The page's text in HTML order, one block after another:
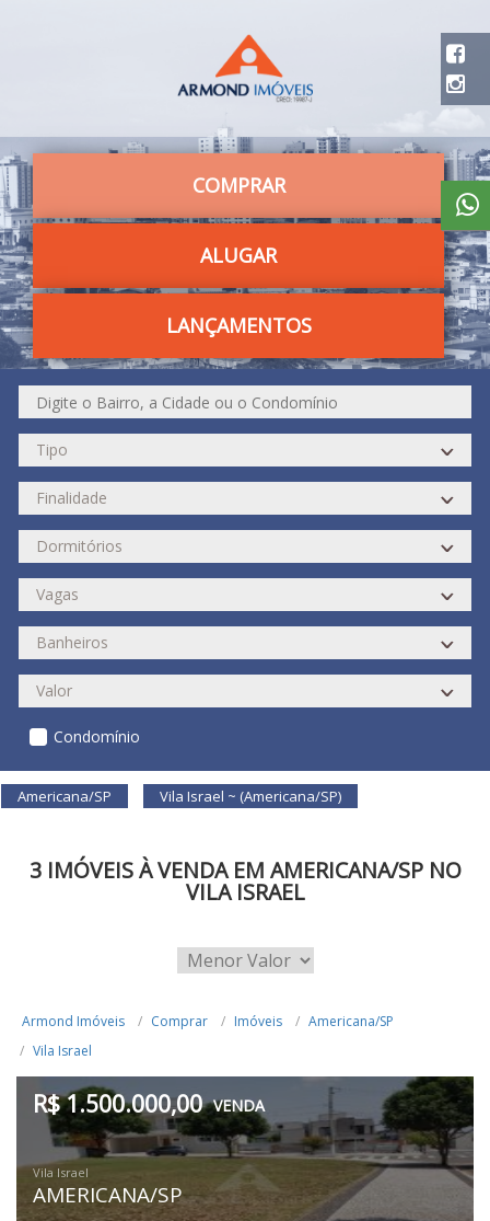
COMPRAR
ALUGAR
LANÇAMENTOS
Condomínio
Americana/SP Vila Israel ~ (Americana/SP)
3 IMÓVEIS À VENDA EM AMERICANA/SP NO
VILA ISRAEL
Armond Imóveis Comprar Imóveis
Americana/SP
Vila Israel
R$ 1.500.000,00 VENDA
Vila Israel
AMERICANA/SP